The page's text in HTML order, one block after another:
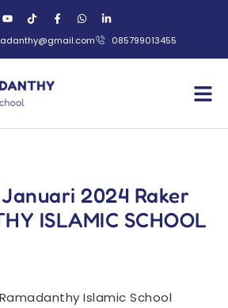
085799013455
2024 Raker
ISLAMIC SCHOOL